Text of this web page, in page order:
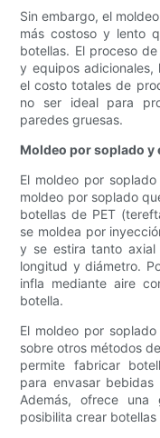
Sin embargo, el
más costoso y lento
botellas. El proceso
y equipos
el costo totales de
no ser ideal para
paredes gruesas.
Moldeo por soplado y
El moldeo por
moldeo por soplado
botellas de PET
se moldea por
y se estira tanto axial
longitud y diámetro.
infla mediante aire
botella.
El moldeo por
sobre otros métodos
permite fabricar
para envasar
Además, ofrece
posibilita crear